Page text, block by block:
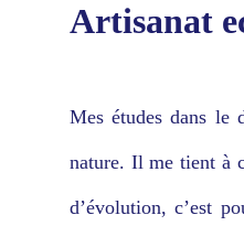
Artisanat
Mes études dans le
nature. Il me tient à
d’évolution, c’est